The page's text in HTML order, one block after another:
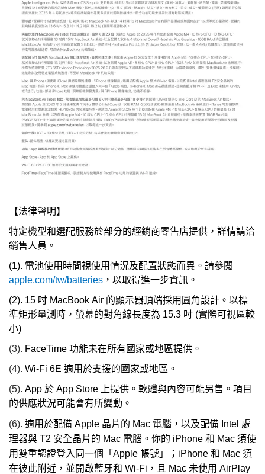
【法律聲明】
特定機型和選配服務於部分的經銷商零售店提供，詳情請洽
銷售人員。
(1). 電池使用時間視使用情況及配置狀態而異。請參閱
apple.com/tw/batteries ，以取得進一步資訊。
(2). 15 吋 MacBook Air 的顯示器頂端採用圓角設計。以標
準矩形量測時，螢幕的對角線長度為 15.3 吋 (實際可視區較
小)
(3). FaceTime 功能未在所有國家或地區提供。
(4). Wi-Fi 6E 適用於支援的國家或地區。
(5). App 於 App Store 上提供。軟體與內容可能另售。項目
的供應狀況可能會有所變動。
(6). 適用於配備 Apple 晶片的 Mac 電腦，以及配備 Intel 處
理器與 T2 安全晶片的 Mac 電腦。你的 iPhone 和 Mac 須使
用雙重認證登入同一個「Apple 帳號」；iPhone 和 Mac 須
在彼此附近，並開啟藍牙和 Wi-Fi，且 Mac 未使用 AirPlay